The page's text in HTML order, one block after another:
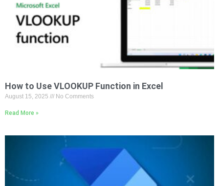
How to Use VLOOKUP Function in Excel
August 15, 2025 No Comments
Read More »